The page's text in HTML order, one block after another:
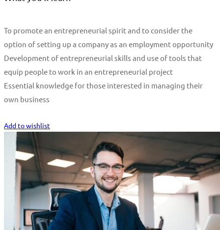
To promote an entrepreneurial spirit and to consider the
option of setting up a company as an employment opportunity
Development of entrepreneurial skills and use of tools that
equip people to work in an entrepreneurial project
Essential knowledge for those interested in managing their
own business
Add to wishlist